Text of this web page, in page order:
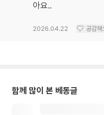
아요..
2026.04.22 공감해
함께 많이 본 베동글